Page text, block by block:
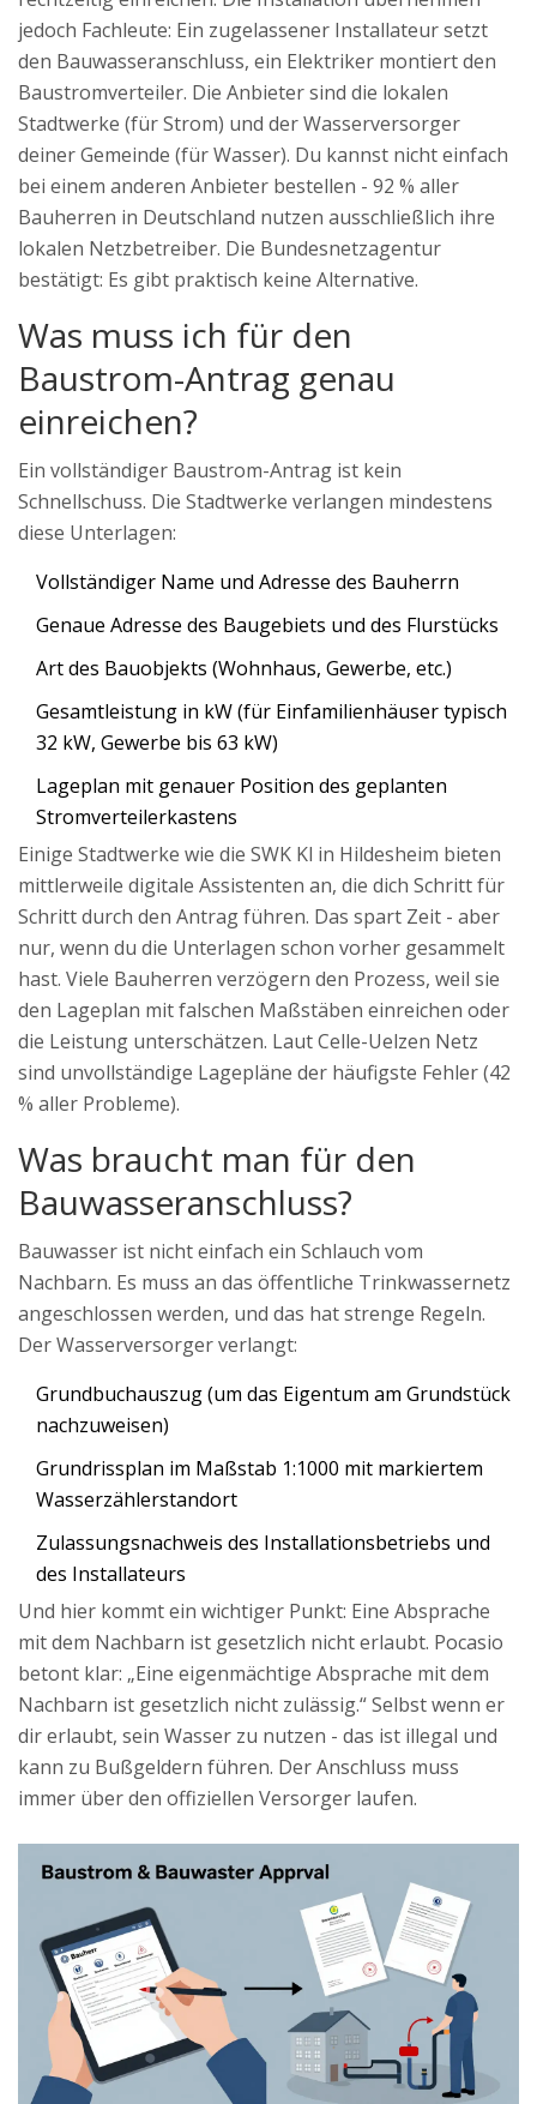
jedoch Fachleute: Ein zugelassener Installateur setzt
den Bauwasseranschluss, ein Elektriker montiert den
Baustromverteiler. Die Anbieter sind die lokalen
Stadtwerke (für Strom) und der Wasserversorger
deiner Gemeinde (für Wasser). Du kannst nicht einfach
bei einem anderen Anbieter bestellen - 92 % aller
Bauherren in Deutschland nutzen ausschließlich ihre
lokalen Netzbetreiber. Die Bundesnetzagentur
bestätigt: Es gibt praktisch keine Alternative.
Was muss ich für den
Baustrom-Antrag genau
einreichen?
Ein vollständiger Baustrom-Antrag ist kein
Schnellschuss. Die Stadtwerke verlangen mindestens
diese Unterlagen:
Vollständiger Name und Adresse des Bauherrn
Genaue Adresse des Baugebiets und des Flurstücks
Art des Bauobjekts (Wohnhaus, Gewerbe, etc.)
Gesamtleistung in kW (für Einfamilienhäuser typisch
32 kW, Gewerbe bis 63 kW)
Lageplan mit genauer Position des geplanten
Stromverteilerkastens
Einige Stadtwerke wie die SWK Kl in Hildesheim bieten
mittlerweile digitale Assistenten an, die dich Schritt für
Schritt durch den Antrag führen. Das spart Zeit - aber
nur, wenn du die Unterlagen schon vorher gesammelt
hast. Viele Bauherren verzögern den Prozess, weil sie
den Lageplan mit falschen Maßstäben einreichen oder
die Leistung unterschätzen. Laut Celle-Uelzen Netz
sind unvollständige Lagepläne der häufigste Fehler (42
% aller Probleme).
Was braucht man für den
Bauwasseranschluss?
Bauwasser ist nicht einfach ein Schlauch vom
Nachbarn. Es muss an das öffentliche Trinkwassernetz
angeschlossen werden, und das hat strenge Regeln.
Der Wasserversorger verlangt:
Grundbuchauszug (um das Eigentum am Grundstück
nachzuweisen)
Grundrissplan im Maßstab 1:1000 mit markiertem
Wasserzählerstandort
Zulassungsnachweis des Installationsbetriebs und
des Installateurs
Und hier kommt ein wichtiger Punkt: Eine Absprache
mit dem Nachbarn ist gesetzlich nicht erlaubt. Pocasio
betont klar: „Eine eigenmächtige Absprache mit dem
Nachbarn ist gesetzlich nicht zulässig.“ Selbst wenn er
dir erlaubt, sein Wasser zu nutzen - das ist illegal und
kann zu Bußgeldern führen. Der Anschluss muss
immer über den offiziellen Versorger laufen.